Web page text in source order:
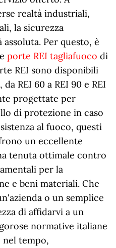
realtà industriali,
la sicurezza
Per questo, è
porte REI tagliafuoco di
REI sono disponibili
REI 60 a REI 90 e REI
progettate per
di protezione in caso
al fuoco, questi
un eccellente
tenuta ottimale contro
per la
e beni materiali. Che
o un semplice
di affidarvi a un
normative italiane
nel tempo,